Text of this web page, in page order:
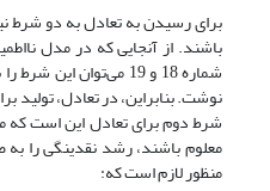
برای رسیدن به تعادل به دو شرط
باشند. از آنجایی که در مدل
نوشت. بنابراین، در تعادل،
معلوم باشند، رشد نقدینگی را
منظور لازم است که: